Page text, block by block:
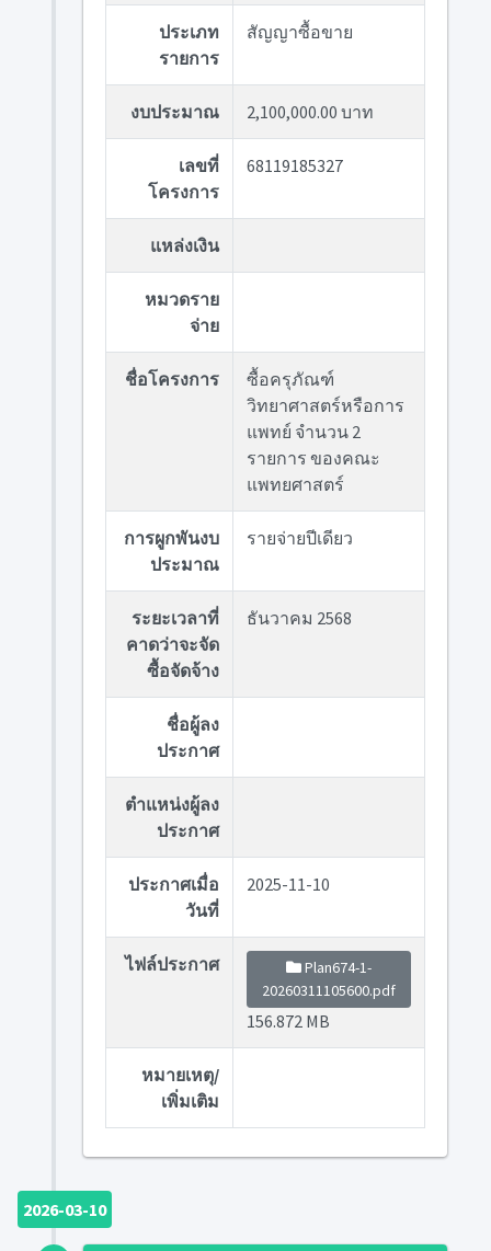
ประเภท
รายการ
สัญญาซื้อขาย
งบประมาณ 2,100,000.00 บาท
เลขที่
โครงการ
68119185327
แหล่งเงิน
หมวดราย
จ่าย
ชื่อโครงการ
ซื้อครุภัณฑ์
วิทยาศาสตร์หรือการ
แพทย์ จำนวน 2
รายการ ของคณะ
แพทยศาสตร์
การผูกพันงบ
ประมาณ
รายจ่ายปีเดียว
ระยะเวลาที่
คาดว่าจะจัด
ซื้อจัดจ้าง
ธันวาคม 2568
ชื่อผู้ลง
ประกาศ
ตำแหน่งผู้ลง
ประกาศ
ประกาศเมื่อ
วันที่
2025-11-10
ไฟล์ประกาศ
Plan674-1-
20260311105600.pdf
156.872 MB
หมายเหตุ/
เพิ่มเติม
2026-03-10